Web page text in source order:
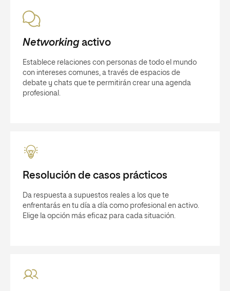
Networkingactivo
Establece relaciones con personas de todo el mundo
con intereses comunes, a través de espacios de
debate y chats que te permitirán crear una agenda
profesional.
Resolución de casos prácticos
Da respuesta a supuestos reales a los que te
enfrentarás en tu día a día como profesional en activo.
Elige la opción más eficaz para cada situación.